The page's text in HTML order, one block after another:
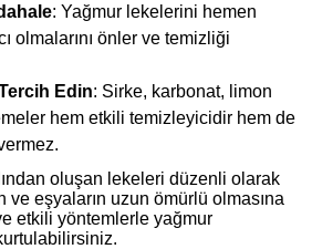
: Yağmur lekelerini hemen
olmalarını önler ve temizliği
Edin: Sirke, karbonat, limon
hem etkili temizleyicidir hem de
oluşan lekeleri düzenli olarak
eşyaların uzun ömürlü olmasına
etkili yöntemlerle yağmur